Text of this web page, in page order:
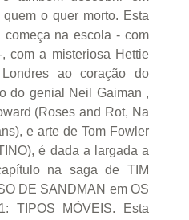
o quer morto. Esta
começa na escola - com
com a misteriosa Hettie
ao coração do
do genial Neil Gaiman ,
(Roses and Rot, Na
e arte de Tom Fowler
é dada a largada a
na saga de TIM
DE SANDMAN em OS
TIPOS MÓVEIS. Esta